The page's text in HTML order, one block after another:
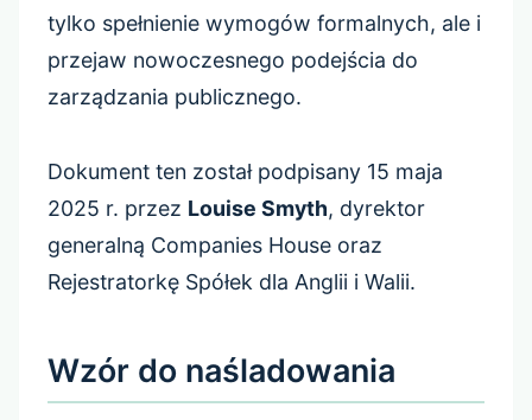
tylko spełnienie wymogów formalnych, ale i
przejaw nowoczesnego podejścia do
zarządzania publicznego.
Dokument ten został podpisany 15 maja
2025 r. przez Louise Smyth, dyrektor
generalną Companies House oraz
Rejestratorkę Spółek dla Anglii i Walii.
Wzór do naśladowania